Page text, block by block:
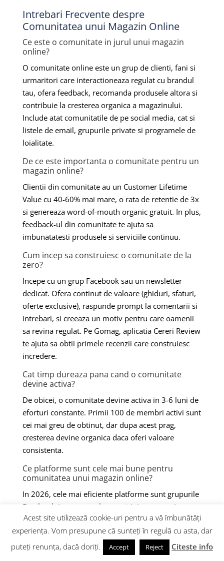
Intrebari Frecvente despre
Comunitatea unui Magazin Online
Ce este o comunitate in jurul unui magazin
online?
O comunitate online este un grup de clienti, fani si
urmaritori care interactioneaza regulat cu brandul
tau, ofera feedback, recomanda produsele altora si
contribuie la cresterea organica a magazinului.
Include atat comunitatile de pe social media, cat si
listele de email, grupurile private si programele de
loialitate.
De ce este importanta o comunitate pentru un
magazin online?
Clientii din comunitate au un Customer Lifetime
Value cu 40-60% mai mare, o rata de retentie de 3x
si genereaza word-of-mouth organic gratuit. In plus,
feedback-ul din comunitate te ajuta sa
imbunatatesti produsele si serviciile continuu.
Cum incep sa construiesc o comunitate de la
zero?
Incepe cu un grup Facebook sau un newsletter
dedicat. Ofera continut de valoare (ghiduri, sfaturi,
oferte exclusive), raspunde prompt la comentarii si
intrebari, si creeaza un motiv pentru care oamenii
sa revina regulat. Pe Gomag, aplicatia Cereri Review
te ajuta sa obtii primele recenzii care construiesc
incredere.
Cat timp dureaza pana cand o comunitate
devine activa?
De obicei, o comunitate devine activa in 3-6 luni de
eforturi constante. Primii 100 de membri activi sunt
cei mai greu de obtinut, dar dupa acest prag,
cresterea devine organica daca oferi valoare
consistenta.
Ce platforme sunt cele mai bune pentru
comunitatea unui magazin online?
In 2026, cele mai eficiente platforme sunt grupurile
Facebook (pentru reach organic), Instagram (pentru
continut vizual), WhatsApp/Telegram (pentru
comunicare directa), Discord (pentru comunitati
tech/gaming) si newsletterele (pentru control total
Acest site utilizează cookie-uri pentru a vă îmbunătăți
experiența. Vom presupune că sunteți în regulă cu asta, dar
puteți renunța, dacă doriți.
Accept Reject Citeste info